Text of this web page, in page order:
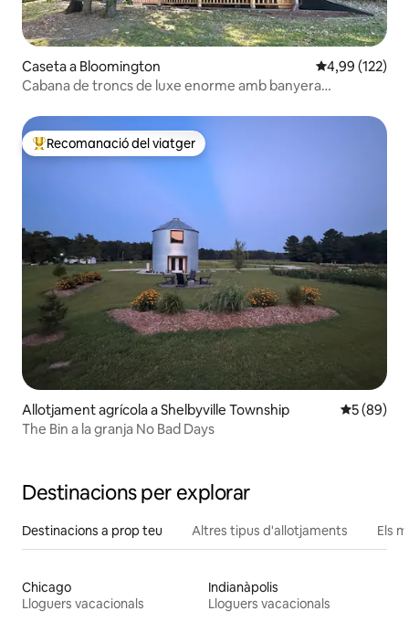
Caseta a Bloomington 4,99 de
4,99 (122)
Cabana de troncs de luxe enorme amb banyera
Principals recomanacions dels viatgers
Recomanació del viatger
Allotjament agrícola a Shelbyville Township 5 de
5 (89)
The Bin a la granja No Bad Days
Destinacions per explorar
Destinacions a prop teu Altres tipus d'allotjaments Els
Chicago
Lloguers vacacionals
Indianàpolis
Lloguers vacacionals